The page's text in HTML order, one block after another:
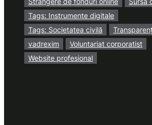
Tags: Instrumente digitale
Tags: Societatea civilă
vadrexim
Voluntariat corporatist
Website profesional